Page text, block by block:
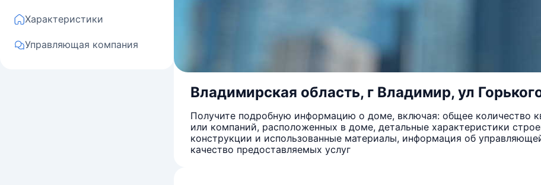
Характеристики
Управляющая компания
Владимирская область, г Владимир, ул
Получите подробную информацию о доме, включая: общее количество
или компаний, расположенных в доме, детальные характеристики
конструкции и использованные материалы, информация об
качество предоставляемых услуг